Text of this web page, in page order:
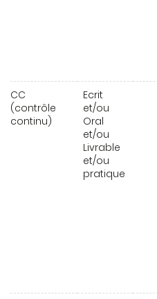
CC
(contrôle
continu)
Ecrit
et/ou
Oral
et/ou
Livrable
et/ou
pratique